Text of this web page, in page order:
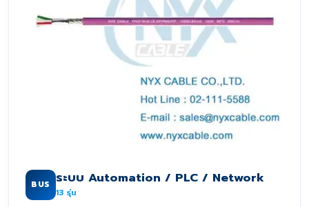
BUS ระบบ Automation / PLC / Network
13 รุ่น